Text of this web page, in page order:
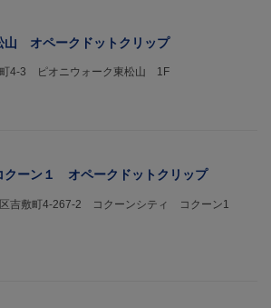
山 オペークドットクリップ
町4-3 ピオニウォーク東松山 1F
ーン１ オペークドットクリップ
区吉敷町4-267-2 コクーンシティ コクーン1